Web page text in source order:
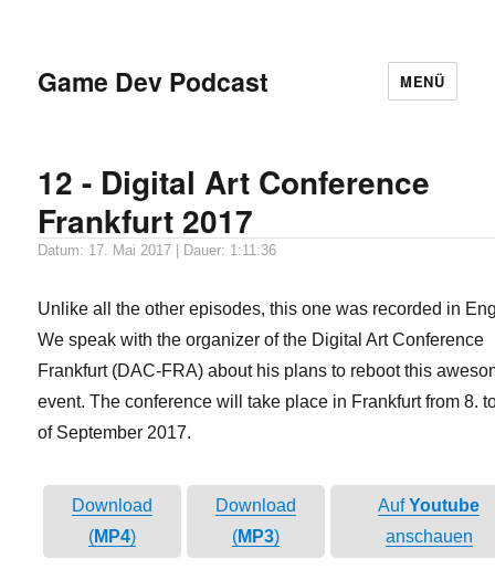
Game Dev Podcast MENÜ
12 - Digital Art Conference
Frankfurt 2017
Datum: 17. Mai 2017 | Dauer: 1:11:36
Unlike all the other episodes, this one was recorded in
We speak with the organizer of the Digital Art Conference
Frankfurt (DAC-FRA) about his plans to reboot this
event. The conference will take place in Frankfurt from 8.
of September 2017.
Download
(MP4)
Download
(MP3)
AufYoutube
anschauen